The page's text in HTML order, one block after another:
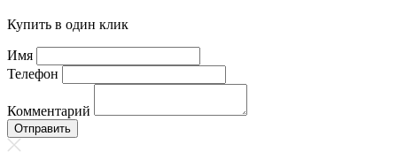
Купить в один клик
Имя
Телефон
Комментарий
Отправить